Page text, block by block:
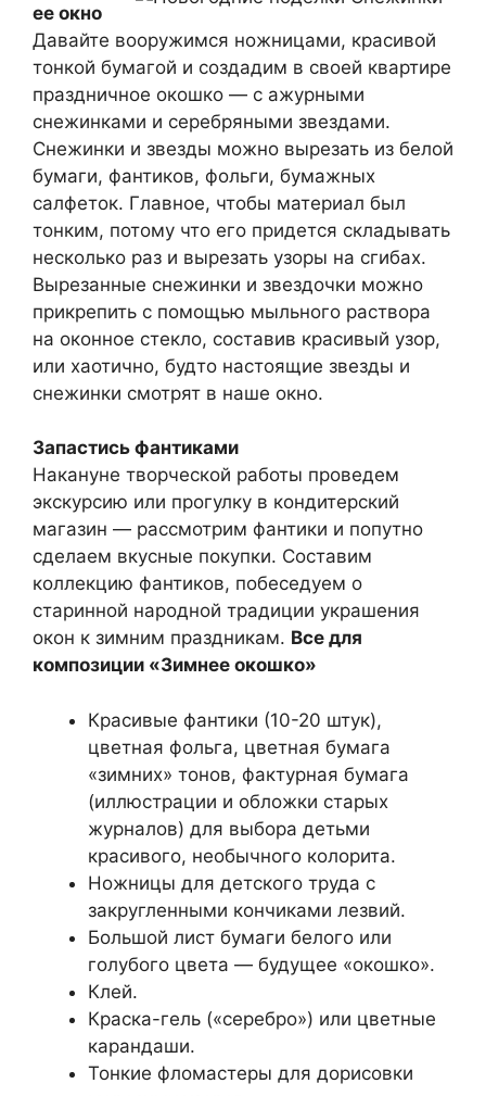
ее окно
Давайте вооружимся ножницами, красивой
тонкой бумагой и создадим в своей квартире
праздничное окошко — с ажурными
снежинками и серебряными звездами.
Снежинки и звезды можно вырезать из белой
бумаги, фантиков, фольги, бумажных
салфеток. Главное, чтобы материал был
тонким, потому что его придется складывать
несколько раз и вырезать узоры на сгибах.
Вырезанные снежинки и звездочки можно
прикрепить с помощью мыльного раствора
на оконное стекло, составив красивый узор,
или хаотично, будто настоящие звезды и
снежинки смотрят в наше окно.
Запастись фантиками
Накануне творческой работы проведем
экскурсию или прогулку в кондитерский
магазин — рассмотрим фантики и попутно
сделаем вкусные покупки. Составим
коллекцию фантиков, побеседуем о
старинной народной традиции украшения
окон к зимним праздникам. Все для
композиции «Зимнее окошко»
Красивые фантики (10-20 штук),
цветная фольга, цветная бумага
«зимних» тонов, фактурная бумага
(иллюстрации и обложки старых
журналов) для выбора детьми
красивого, необычного колорита.
Ножницы для детского труда с
закругленными кончиками лезвий.
Большой лист бумаги белого или
голубого цвета — будущее «окошко».
Клей.
Краска-гель («серебро») или цветные
карандаши.
Тонкие фломастеры для дорисовки